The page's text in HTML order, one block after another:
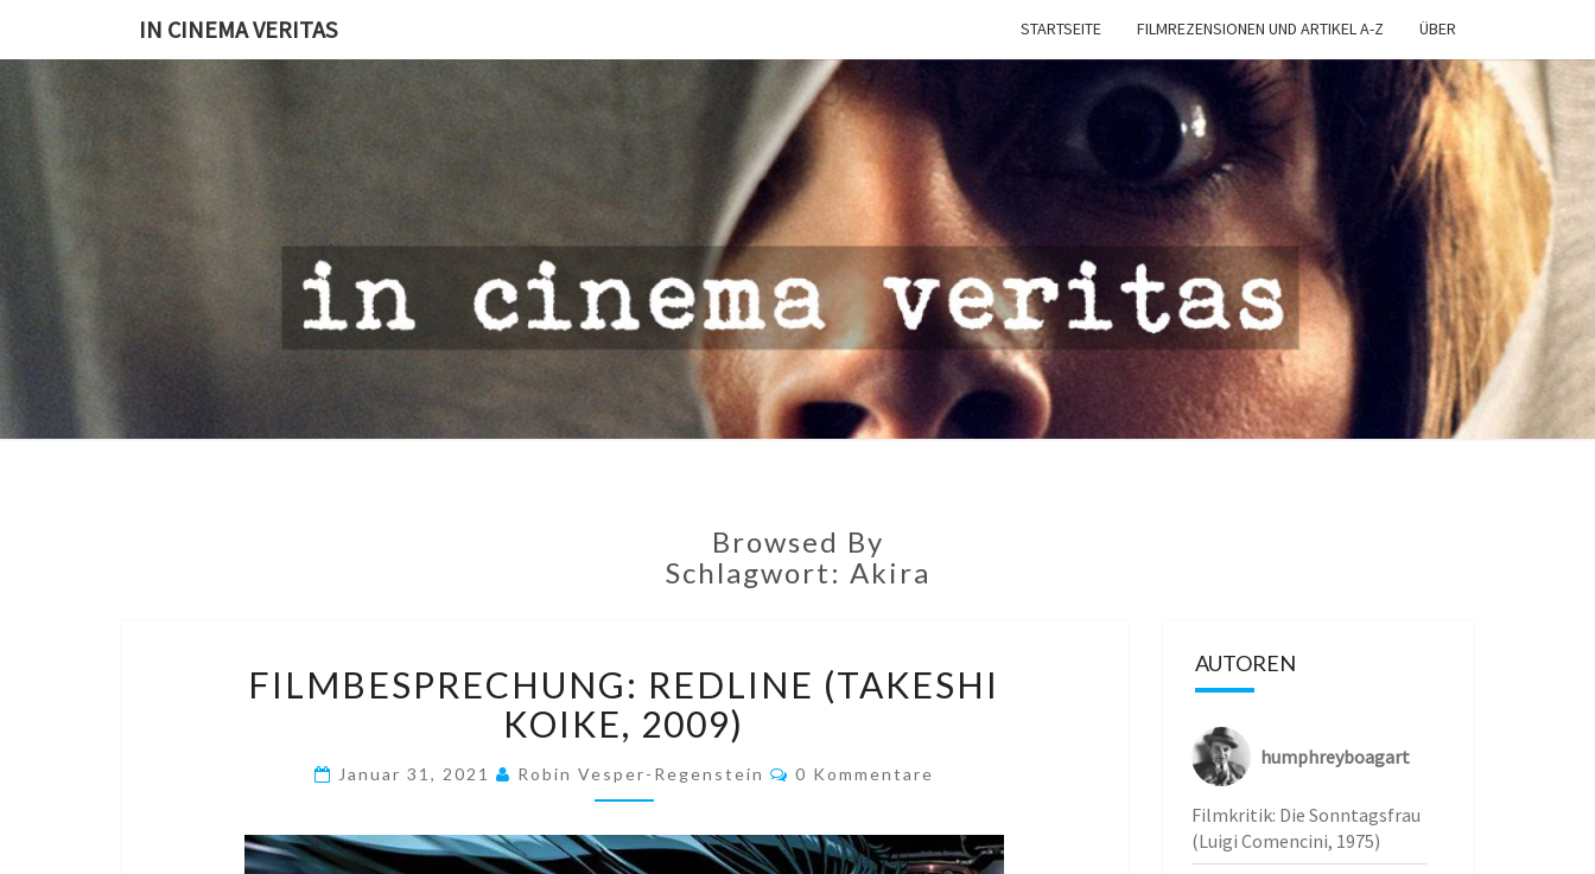
IN CINEMA VERITAS STARTSEITE FILMREZENSIONEN UND ARTIKEL A-Z ÜBER
IN
CINEMA
VERITAS
Browsed By
Schlagwort: Akira
REDLINE
(TAKESHI
KOIKE,
2009)
FILMBESPRECHUNG: REDLINE (TAKESHI
KOIKE, 2009)
Januar 31, 2021 Robin Vesper-Regenstein Kommentare
0 Kommentare
AUTOREN
humphreyboagart
Filmkritik: Die Sonntagsfrau
(Luigi Comencini, 1975)